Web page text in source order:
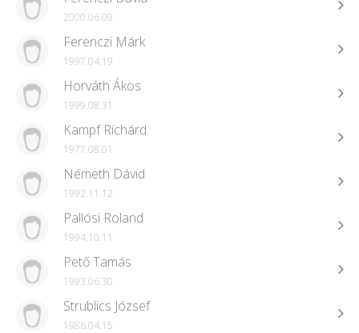
2000.06.09
Ferenczi Márk
1997.04.19
Horváth Ákos
1999.08.31
Kampf Richárd
1977.08.01
Németh Dávid
1992.11.12
Pallósi Roland
1994.10.11
Pető Tamás
1993.06.30
Strublics József
1986.04.15